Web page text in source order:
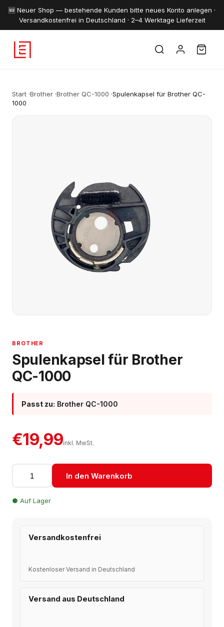
🆕 Neuer Shop — bestehende Kunden bitte neues Konto anlegen ·
Versandkostenfrei in Deutschland · 2–4 Werktage Lieferzeit
Start ·Brother ·Brother QC-1000 ·Spulenkapsel für Brother QC-
1000
BROTHER
Spulenkapsel für Brother
QC-1000
Passt zu: Brother QC-1000
€19,99inkl. MwSt.
In den Warenkorb
● Auf Lager
Versandkostenfrei
Kostenloser Versand in Deutschland
Versand aus Deutschland